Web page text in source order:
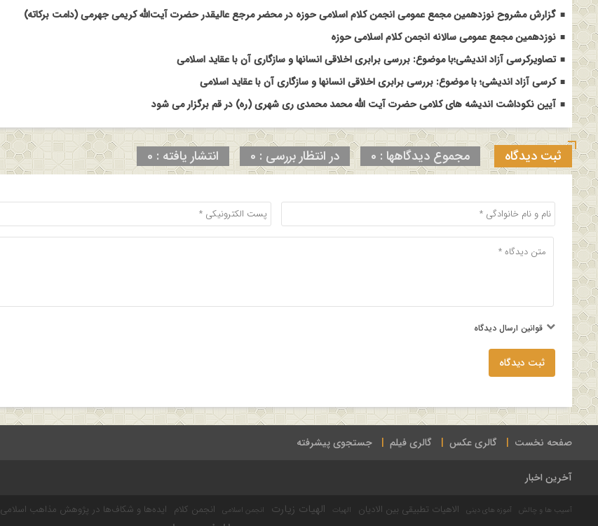
گزارش مشروح نوزدهمین مجمع عمومی انجمن کلام اسلامی حوزه در محضر مرجع عالیقدر حضرت آیت‌الله کریمی جهرمی (دامت برکاته)
نوزدهمین مجمع عمومی سالانه انجمن کلام اسلامی حوزه
تصاویرکرسی آزاد اندیشی؛با موضوع: بررسی برابری اخلاقی انسانها و سازگاری آن با عقاید اسلامی
کرسی آزاد اندیشی؛ با موضوع: بررسی برابری اخلاقی انسانها و سازگاری آن با عقاید اسلامی
آیین نکوداشت اندیشه های کلامی حضرت آیت الله محمد محمدی ری شهری (ره) در قم برگزار می شود
ثبت دیدگاه مجموع دیدگاهها : 0 در انتظار بررسی : 0 انتشار یافته : 0
قوانین ارسال دیدگاه
ثبت دیدگاه
صفحه نخست گالری عکس گالری فیلم جستجوی پیشرفته
آخرین اخبار
آسیب ها و چالش آموزه های دینی الاهیات تطبیقی بین الادیان الهیات الهیات زیارت انجمن اسلامی انجمن کلام ایده‌ها و شکاف‌ها در پژوهش مذاهب اسلامی